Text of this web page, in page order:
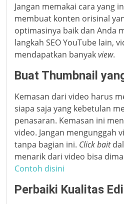
Jangan memakai cara yang
membuat konten orisinal
optimasinya baik dan Anda
langkah SEO YouTube lain,
mendapatkan banyakview.
Buat Thumbnail
Kemasan dari video harus
siapa saja yang kebetulan
penasaran. Kemasan ini
video. Jangan mengunggah
tanpa bagian ini. Click bait
menarik dari video bisa
Contoh disini
Perbaiki Kualitas